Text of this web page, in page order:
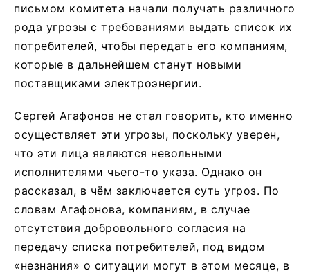
письмом комитета начали получать различного
рода угрозы с требованиями выдать список их
потребителей, чтобы передать его компаниям,
которые в дальнейшем станут новыми
поставщиками электроэнергии.
Сергей Агафонов не стал говорить, кто именно
осуществляет эти угрозы, поскольку уверен,
что эти лица являются невольными
исполнителями чьего-то указа. Однако он
рассказал, в чём заключается суть угроз. По
словам Агафонова, компаниям, в случае
отсутствия добровольного согласия на
передачу списка потребителей, под видом
«незнания» о ситуации могут в этом месяце, в